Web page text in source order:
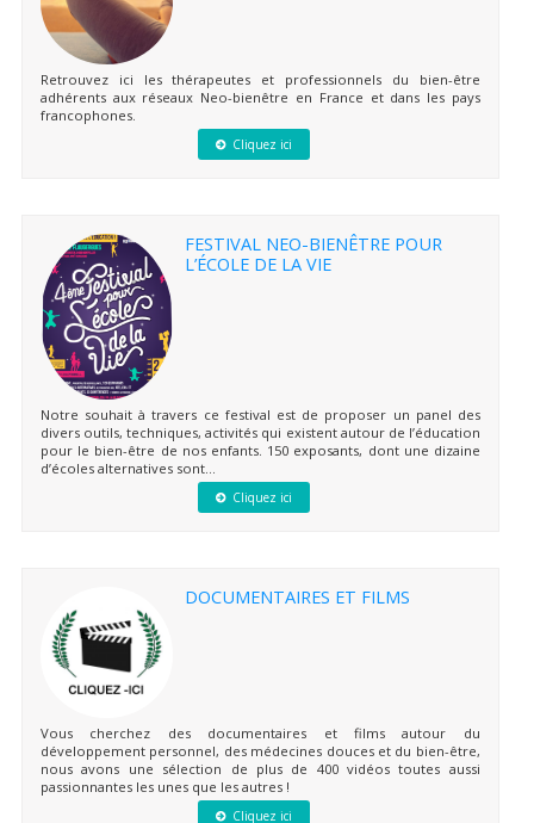
Retrouvez ici les thérapeutes et professionnels du bien-être
adhérents aux réseaux Neo-bienêtre en France et dans les pays
francophones.
Cliquez ici
FESTIVAL NEO-BIENÊTRE POUR
L’ÉCOLE DE LA VIE
Notre souhait à travers ce festival est de proposer un panel des
divers outils, techniques, activités qui existent autour de l’éducation
pour le bien-être de nos enfants. 150 exposants, dont une dizaine
d’écoles alternatives sont...
Cliquez ici
DOCUMENTAIRES ET FILMS
Vous cherchez des documentaires et films autour du
développement personnel, des médecines douces et du bien-être,
nous avons une sélection de plus de 400 vidéos toutes aussi
passionnantes les unes que les autres !
Cliquez ici